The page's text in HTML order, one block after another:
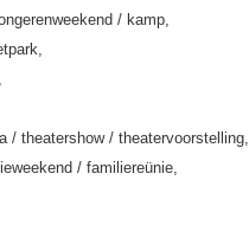
/ kamp,
/ theatershow / theatervoorstelling,
/ familiereünie,